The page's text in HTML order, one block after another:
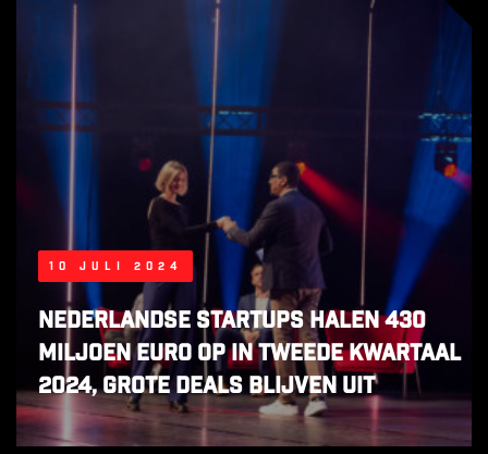
10 juli 2024
Nederlandse startups halen 430
miljoen euro op in tweede kwartaal
2024, grote deals blijven uit